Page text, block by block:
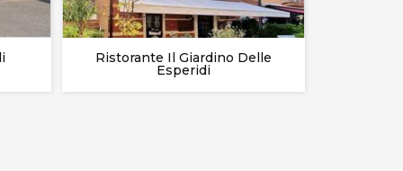
Ristorante Il Giardino Delle
Esperidi